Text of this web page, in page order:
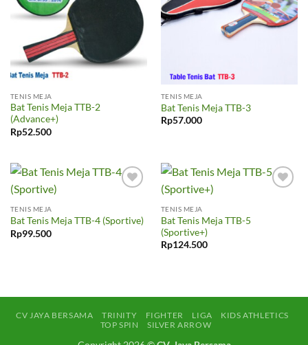
TENIS MEJA
Bat Tenis Meja TTB-2
(Advance+)
Rp52.500
TENIS MEJA
Bat Tenis Meja TTB-3
Rp57.000
TENIS MEJA
Bat Tenis Meja TTB-4 (Sportive)
Rp99.500
TENIS MEJA
Bat Tenis Meja TTB-5
(Sportive+)
Rp124.500
CV JAYA BERSAMA TRINITY FIGHTER LIGA
KIDS ATHLETICS
TOP SPIN
SILVER ARROW